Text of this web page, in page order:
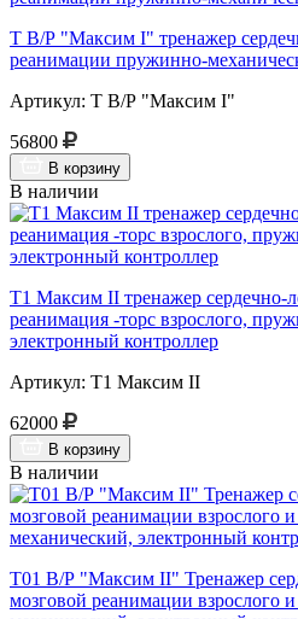
Т В/Р "Максим I" тренажер
реанимации пружинно-
Артикул: Т В/Р "Максим I"
56800
В корзину
В наличии
Т1 Максим II тренажер сердечно-
реанимация -торс взрослого,
электронный контроллер
Артикул: Т1 Максим II
62000
В корзину
В наличии
Т01 В/Р "Максим II" Тренажер
мозговой реанимации взрослого